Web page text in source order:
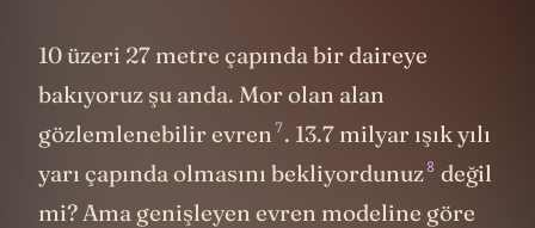
10 üzeri 27 metre çapında bir daireye
bakıyoruz şu anda. Mor olan alan
gözlemlenebilir evren 7. 13.7 milyar ışık yılı
yarı çapında olmasını bekliyordunuz8 değil
mi? Ama genişleyen evren modeline göre